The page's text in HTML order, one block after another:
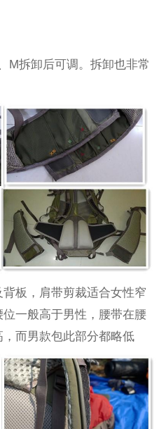
M拆卸后可调。拆卸也非常
板，肩带剪裁适合女性窄
一般高于男性，腰带在腰
而男款包此部分都略低